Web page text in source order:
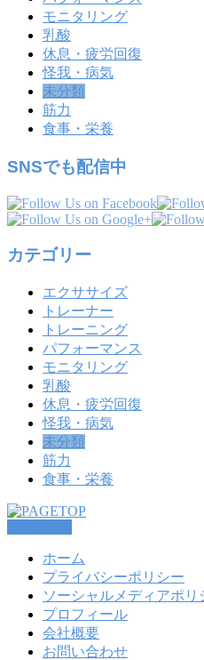
モニタリング
乳酸
休息・疲労回復
怪我・病気
未分類
筋力
食事・栄養
SNSでも配信中
カテゴリー
エクササイズ
トレーナー
トレーニング
パフォーマンス
モニタリング
乳酸
休息・疲労回復
怪我・病気
未分類
筋力
食事・栄養
ホーム
プライバシーポリシー
ソーシャルメディアポリ
プロフィール
会社概要
お問い合わせ